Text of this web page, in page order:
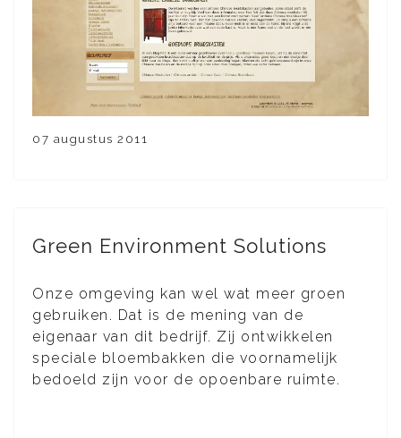
07 augustus 2011
Green Environment Solutions
Onze omgeving kan wel wat meer groen
gebruiken. Dat is de mening van de
eigenaar van dit bedrijf. Zij ontwikkelen
speciale bloembakken die voornamelijk
bedoeld zijn voor de opoenbare ruimte.